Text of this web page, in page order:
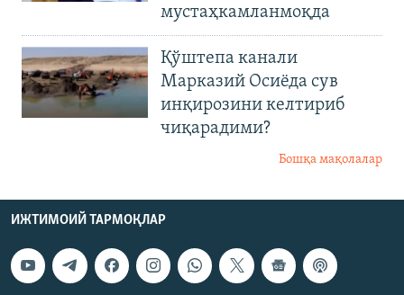
мустаҳкамланмоқда
Қўштепа канали
Марказий Осиёда сув
инқирозини келтириб
чиқарадими?
Бошқа мақолалар
ИЖТИМОИЙ ТАРМОҚЛАР